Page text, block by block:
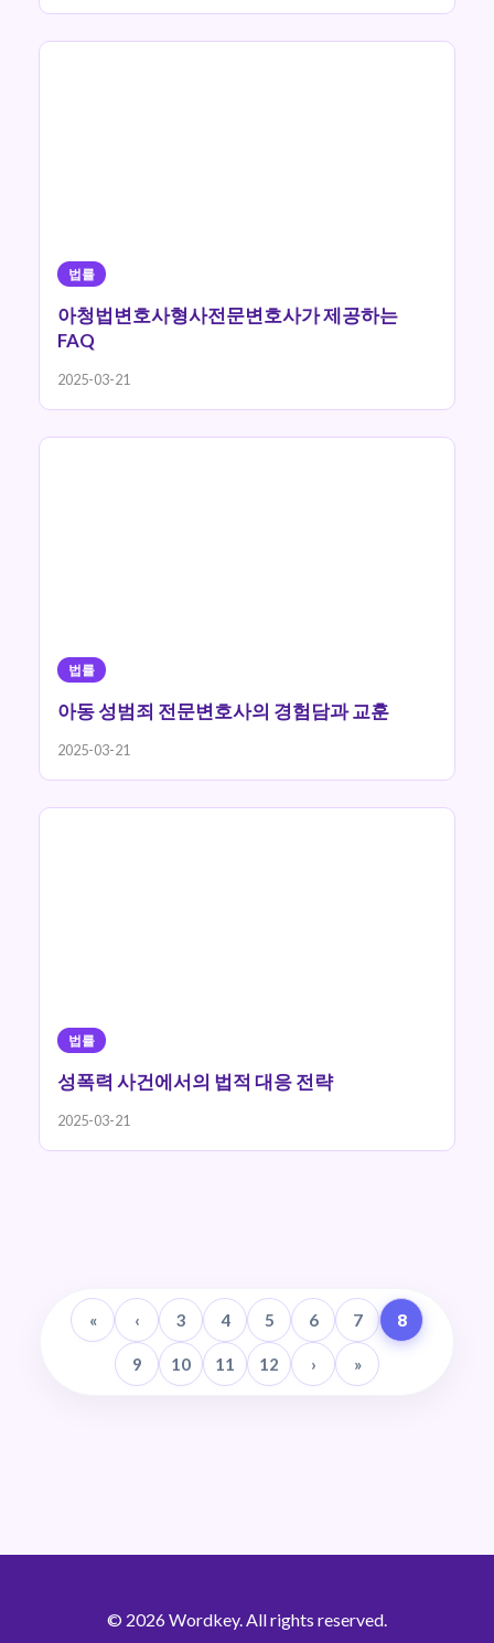
법률
아청법변호사형사전문변호사가 제공하는
FAQ
2025-03-21
법률
아동 성범죄 전문변호사의 경험담과 교훈
2025-03-21
법률
성폭력 사건에서의 법적 대응 전략
2025-03-21
« ‹ 3 4 5 6 7 8
9 10 11 12 › »
© 2026 Wordkey. All rights reserved.